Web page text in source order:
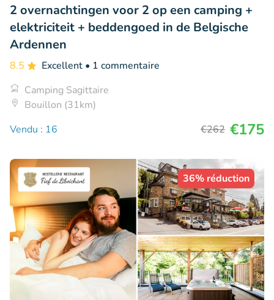
2 overnachtingen voor 2 op een camping +
elektriciteit + beddengoed in de Belgische
Ardennen
8.5 Excellent • 1 commentaire
Camping Sagittaire
Bouillon (31km)
Vendu : 16
€262 €175
36% réduction